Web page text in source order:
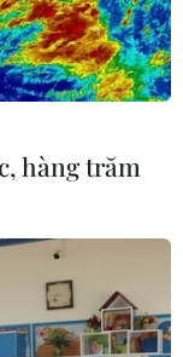
bão số 1,
hàng trăm